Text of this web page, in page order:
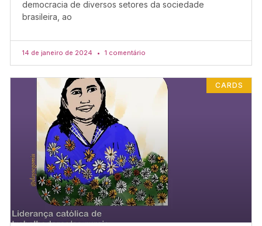
democracia de diversos setores da sociedade
brasileira, ao
14 de janeiro de 2024 1 comentário
CARDS